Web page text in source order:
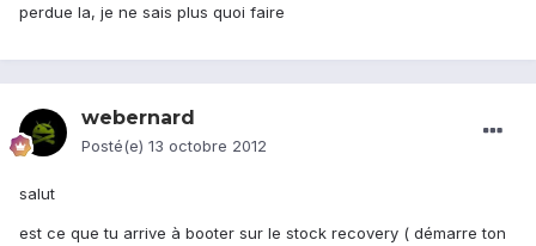
perdue la, je ne sais plus quoi faire
webernard
Posté(e) 13 octobre 2012
salut
est ce que tu arrive à booter sur le stock recovery ( démarre ton